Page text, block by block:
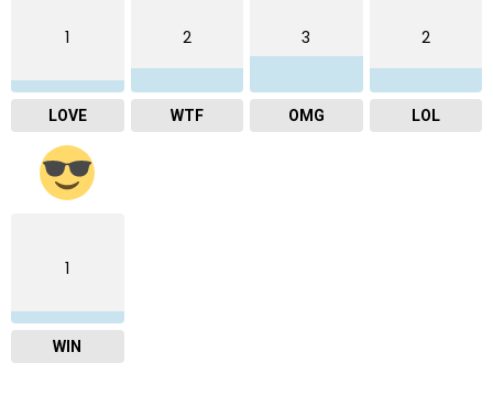
1
LOVE
2
WTF
3
OMG
2
LOL
1
WIN